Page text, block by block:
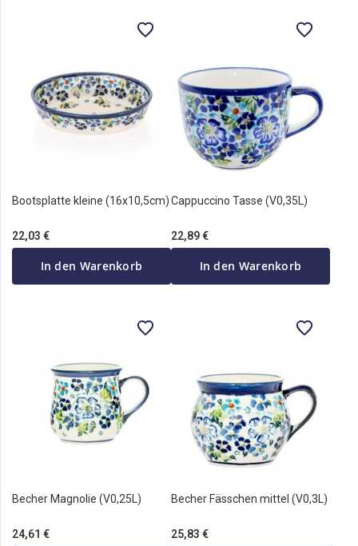
Bootsplatte kleine (16x10,5cm)
22,03 €
In den Warenkorb
Cappuccino Tasse (V0,35L)
22,89 €
In den Warenkorb
Becher Magnolie (V0,25L)
24,61 €
Becher Fässchen mittel (V0,3L)
25,83 €